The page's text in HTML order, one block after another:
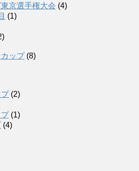
京選手権大会 (4)
(1)
ップ(8)
(2)
(1)
(4)